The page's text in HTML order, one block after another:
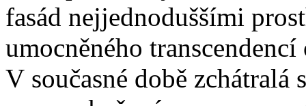
fasád nejjednoduššími
umocněného
V současné době zchátralá